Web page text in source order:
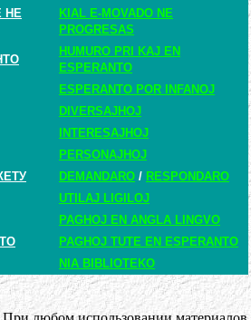
НЕ
KIAL E-MOVADO NE
PROGRESAS
HUMURO PRI KAJ EN
ESPERANTO
ESPERANTO POR INFANOJ
DIVERSAJHOJ
INTERESAJHOJ
PERSONAJHOJ
DEMANDARO / RESPONDARO
UTILAJ LIGILOJ
PAGHOJ EN ANGLA LINGVO
PAGHOJ TUTE EN ESPERANTO
NIA BIBLIOTEKO